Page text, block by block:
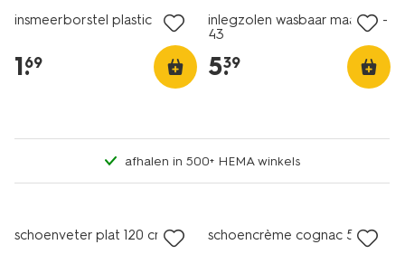
insmeerborstel plastic
1.
69
inlegzolen wasbaar maat 42-
43
5.
39
afhalen in 500+ HEMA winkels
schoenveter plat 120 cm schoencrème cognac 50ml